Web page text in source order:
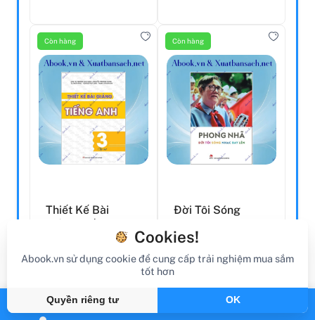
Còn hàng
Thiết Kế Bài
Giảng Tiếng Anh
Còn hàng
Đời Tôi Sóng
Còn lại 5
Còn hàng
Cookies!
Abook.vn sử dụng cookie để cung cấp trải nghiệm mua sắm
tốt hơn
Quyền riêng tư OK